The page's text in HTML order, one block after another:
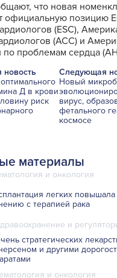
что новая
официальную позицию
(ESC),
(ACC) и
по проблемам сердца
Д в крови
риск
Следующая
Новый
вирус,
фетального
космосе
материалы
и онкология
легких
с терапией рака
и
стратегических
и другими
и онкология